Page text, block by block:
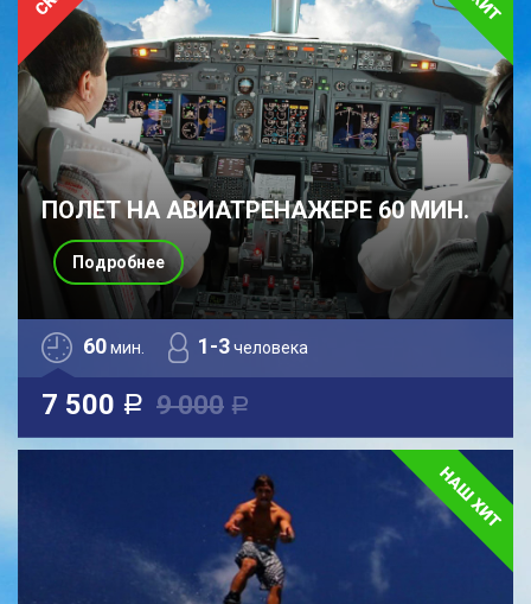
ПОЛЕТ НА АВИАТРЕНАЖЕРЕ 60 МИН.
60мин. 1-3человека
7 500 a 9 000 a
Подробнее